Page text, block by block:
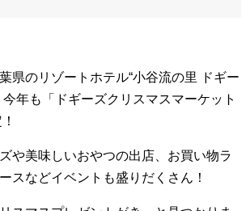
県のリゾートホテル“小谷流の里 ドギー
今年も「ドギーズクリスマスマーケット
や美味しいおやつの出店、お買い物ラ
スなどイベントも盛りだくさん！